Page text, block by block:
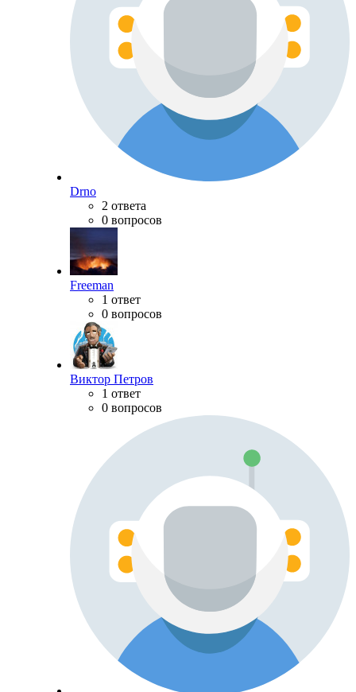
Drno
2 ответа
0 вопросов
Freeman
1 ответ
0 вопросов
Виктор Петров
1 ответ
0 вопросов